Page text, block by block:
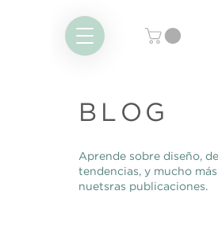
BLOG
Aprende sobre diseño,
tendencias, y mucho
nuetsras publicaciones.